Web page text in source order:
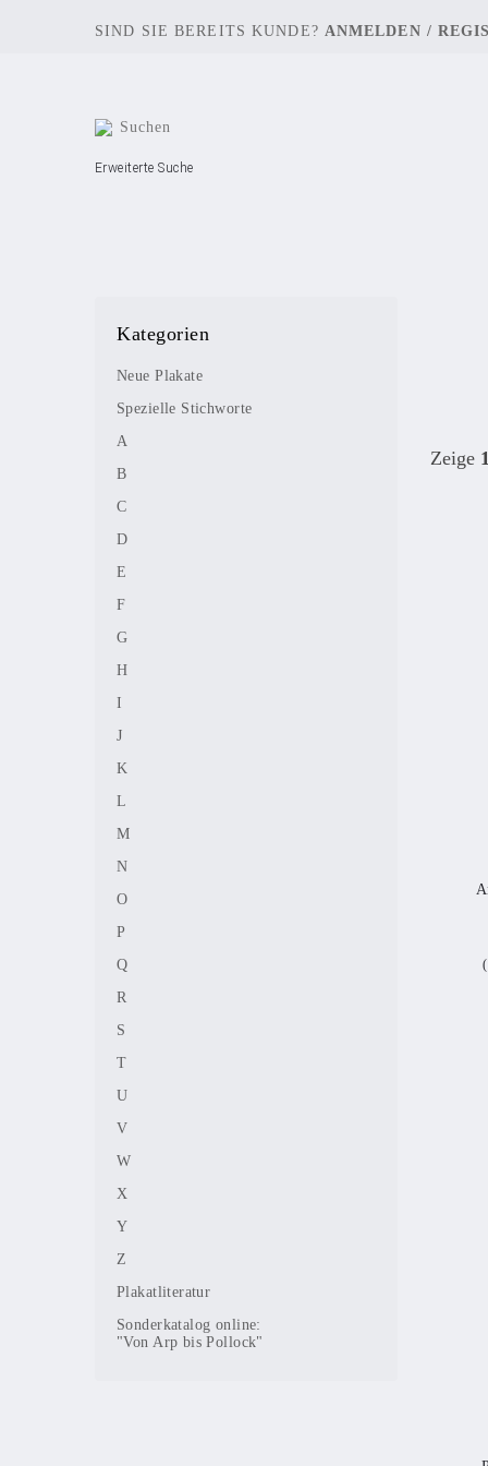
SIND SIE BEREITS KUNDE? ANMELDEN /
Erweiterte Suche
Kategorien
Neue Plakate
Spezielle Stichworte
A
B
C
D
E
F
G
H
I
J
K
L
M
N
O
P
Q
R
S
T
U
V
W
X
Y
Z
Plakatliteratur
Sonderkatalog online:
"Von Arp bis Pollock"
Zeige